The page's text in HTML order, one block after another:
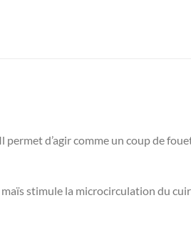
d’agir comme un coup de
stimule la microcirculation du